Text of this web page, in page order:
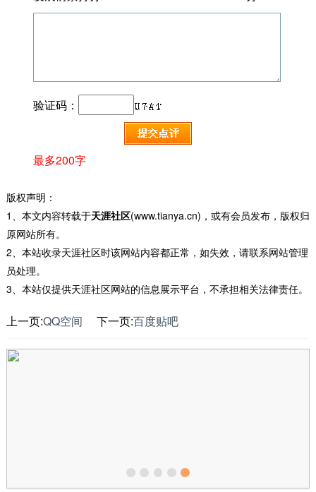
验证码：
最多200字
版权声明：
1、本文内容转载于天涯社区(www.tianya.cn)，或有会员发布，版权归
原网站所有。
2、本站收录天涯社区时该网站内容都正常，如失效，请联系网站管理
员处理。
3、本站仅提供天涯社区网站的信息展示平台，不承担相关法律责任。
上一页:QQ空间 下一页:百度贴吧